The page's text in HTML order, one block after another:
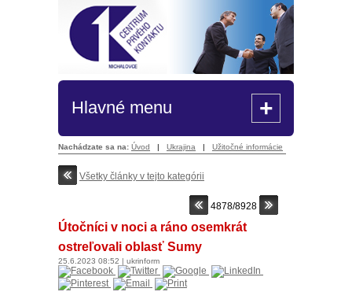
Hlavné menu +
Nachádzate sa na: Úvod | Ukrajina | Užitočné informácie
Všetky články v tejto kategórii
4878/8928
Útočníci v noci a ráno osemkrát
ostreľovali oblasť Sumy
25.6.2023 08:52 | ukrinform